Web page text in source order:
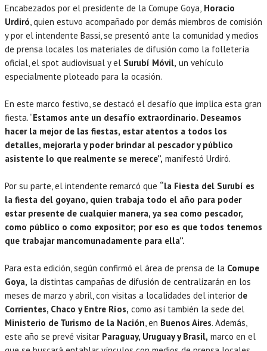
Encabezados por el presidente de la Comupe Goya, Horacio
Urdiró , quien estuvo acompañado por demás miembros de comisión
y por el intendente Bassi, se presentó ante la comunidad y medios
de prensa locales los materiales de difusión como la folletería
oficial, el spot audiovisual y el Surubí Móvil, un vehículo
especialmente ploteado para la ocasión.
En este marco festivo, se destacó el desafío que implica esta gran
fiesta. “Estamos ante un desafío extraordinario. Deseamos
hacer la mejor de las fiestas, estar atentos a todos los
detalles, mejorarla y poder brindar al pescador y público
asistente lo que realmente se merece”, manifestó Urdiró.
Por su parte, el intendente remarcó que “la Fiesta del Surubí es
la fiesta del goyano, quien trabaja todo el año para poder
estar presente de cualquier manera, ya sea como pescador,
como público o como expositor; por eso es que todos tenemos
que trabajar mancomunadamente para ella”.
Para esta edición, según confirmó el área de prensa de la Comupe
Goya, la distintas campañas de difusión de centralizarán en los
meses de marzo y abril, con visitas a localidades del interior de
Corrientes, Chaco y Entre Ríos, como así también la sede del
Ministerio de Turismo de la Nación , en Buenos Aires. Además,
este año se prevé visitar Paraguay, Uruguay y Brasil, marco en el